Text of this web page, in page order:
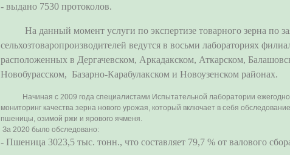
- выдано 7530 протоколов.
На данный момент услуги по экспертизе товарного зерна по
сельхозтоваропроизводителей ведутся в восьми лабораториях
расположенных в Дергачевском, Аркадакском, Аткарском,
Новобурасском, Базарно-Карабулакском и Новоузенском районах.
Начиная с 2009 года специалистами Испытательной лаборатории ежегодно
мониторинг качества зерна нового урожая, который включает в себя
пшеницы, озимой ржи и ярового ячменя.
За 2020 было обследовано:
- Пшеница 3023,5 тыс. тонн., что составляет 79,7 % от валового